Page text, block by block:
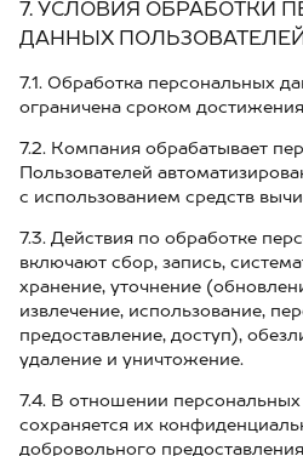
7. УСЛОВИЯ ОБРАБОТКИ
ДАННЫХ ПОЛЬЗОВАТЕЛЕЙ
7.1. Обработка персональных
ограничена сроком
7.2. Компания обрабатывает
Пользователей
с использованием средств
7.3. Действия по обработке
включают сбор, запись,
хранение, уточнение
извлечение, использование,
предоставление, доступ),
удаление и уничтожение.
7.4. В отношении
сохраняется их
добровольного